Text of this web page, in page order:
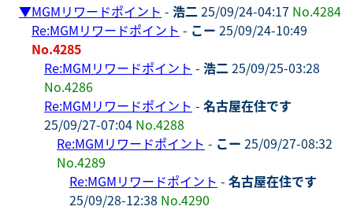
▼MGMリワードポイント - 浩二25/09/24-04:17 No.4284
Re:MGMリワードポイント - こー 25/09/24-10:49
No.4285
Re:MGMリワードポイント - 浩二25/09/25-03:28
No.4286
Re:MGMリワードポイント - 名古屋在住です
25/09/27-07:04 No.4288
Re:MGMリワードポイント - こー 25/09/27-08:32
No.4289
Re:MGMリワードポイント - 名古屋在住です
25/09/28-12:38 No.4290